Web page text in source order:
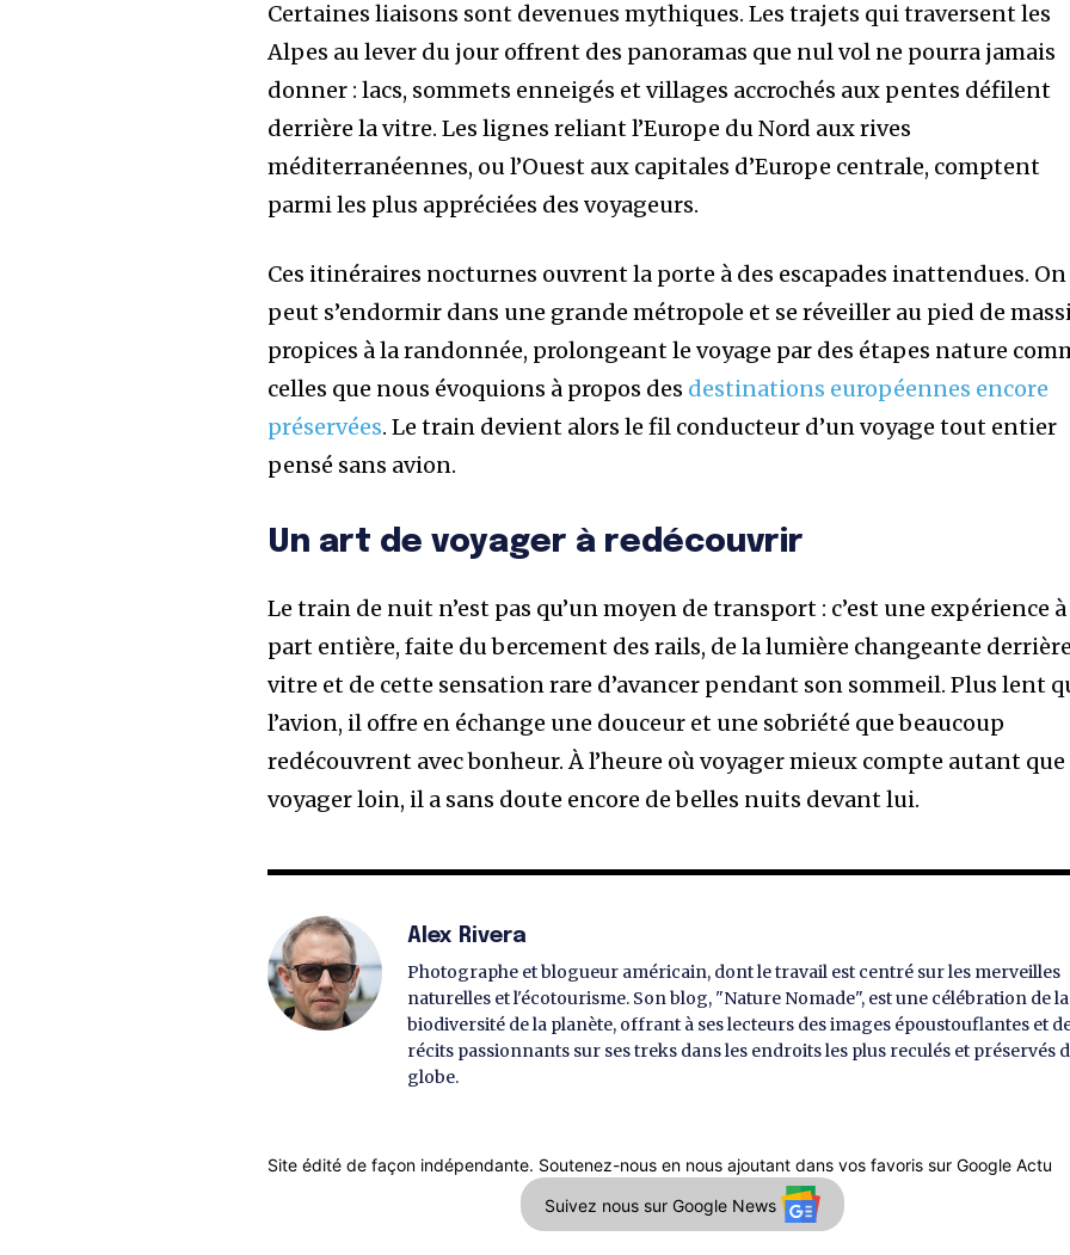
Certaines liaisons sont devenues mythiques. Les trajets qui traversent les
Alpes au lever du jour offrent des panoramas que nul vol ne pourra jamais
donner : lacs, sommets enneigés et villages accrochés aux pentes défilent
derrière la vitre. Les lignes reliant l’Europe du Nord aux rives
méditerranéennes, ou l’Ouest aux capitales d’Europe centrale, comptent
parmi les plus appréciées des voyageurs.
Ces itinéraires nocturnes ouvrent la porte à des escapades inattendues. On
peut s’endormir dans une grande métropole et se réveiller au pied de
propices à la randonnée, prolongeant le voyage par des étapes nature
celles que nous évoquions à propos des destinations européennes encore
préservées. Le train devient alors le fil conducteur d’un voyage tout entier
pensé sans avion.
Un art de voyager à redécouvrir
Le train de nuit n’est pas qu’un moyen de transport : c’est une expérience à
part entière, faite du bercement des rails, de la lumière changeante
vitre et de cette sensation rare d’avancer pendant son sommeil. Plus lent
l’avion, il offre en échange une douceur et une sobriété que beaucoup
redécouvrent avec bonheur. À l’heure où voyager mieux compte autant que
voyager loin, il a sans doute encore de belles nuits devant lui.
Alex Rivera
Photographe et blogueur américain, dont le travail est centré sur les merveilles
naturelles et l'écotourisme. Son blog, "Nature Nomade", est une célébration de la
biodiversité de la planète, offrant à ses lecteurs des images époustouflantes et
récits passionnants sur ses treks dans les endroits les plus reculés et préservés
globe.
Site édité de façon indépendante. Soutenez-nous en nous ajoutant dans vos favoris sur Google Actu
Suivez nous sur Google News